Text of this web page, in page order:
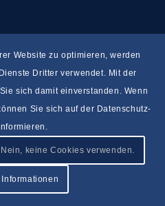
Website zu optimieren, werden
Dritter verwendet. Mit der
sich damit einverstanden. Wenn
Sie sich auf der Datenschutz-
Nein, keine Cookies verwenden.